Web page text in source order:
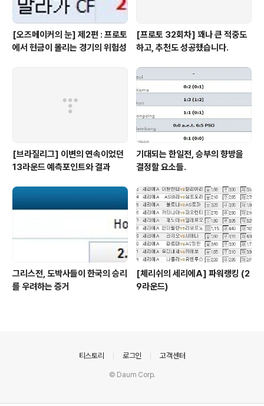
[오즈메이커의 눈] 제2편 : 프로토
에서 현금이 몰리는 경기의 위험성
[프로토 32회차] 꽤나 큰 적중도
하고, 추천도 성공했습니다.
[브라질리그] 이변의 연속이었던
13라운드 예측포인트와 결과
기대되는 한일전, 승부의 향방을
결정할 요소들.
그리스전, 도박사들이 한국의 승리
를 우려하는 증거
[체리쉬의 세리에A] 파워랭킹 (2
9라운드)
티스토리 로그인 고객센터
© Daum Corp.